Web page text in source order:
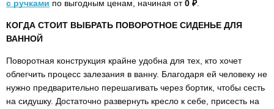
с ручками по выгодным ценам, начиная от0 ₽.
КОГДА СТОИТ ВЫБРАТЬ ПОВОРОТНОЕ СИДЕНЬЕ ДЛЯ
ВАННОЙ
Поворотная конструкция крайне удобна для тех, кто хочет
облегчить процесс залезания в ванну. Благодаря ей человеку не
нужно предварительно перешагивать через бортик, чтобы сесть
на сидушку. Достаточно развернуть кресло к себе, присесть на